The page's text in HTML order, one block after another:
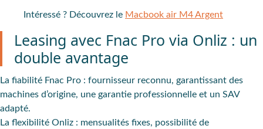
Intéressé ? Découvrez le Macbook air M4 Argent
Leasing avec Fnac Pro via Onliz : un
double avantage
La fiabilité Fnac Pro : fournisseur reconnu, garantissant des
machines d’origine, une garantie professionnelle et un SAV
adapté.
La flexibilité Onliz : mensualités fixes, possibilité de